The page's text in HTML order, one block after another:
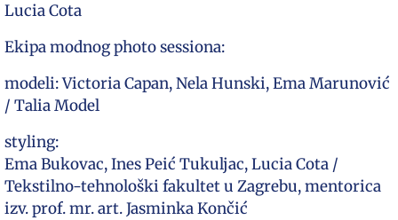
Lucia Cota
Ekipa modnog photo sessiona:
modeli: Victoria Capan, Nela Hunski, Ema Marunović
/ Talia Model
styling:
Ema Bukovac, Ines Peić Tukuljac, Lucia Cota /
Tekstilno-tehnološki fakultet u Zagrebu, mentorica
izv. prof. mr. art. Jasminka Končić